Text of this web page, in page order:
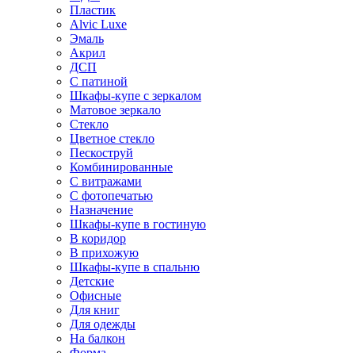
Пластик
Alvic Luxe
Эмаль
Акрил
ДСП
С патиной
Шкафы-купе с зеркалом
Матовое зеркало
Стекло
Цветное стекло
Пескоструй
Комбинированные
С витражами
С фотопечатью
Назначение
Шкафы-купе в гостиную
В коридор
В прихожую
Шкафы-купе в спальню
Детские
Офисные
Для книг
Для одежды
На балкон